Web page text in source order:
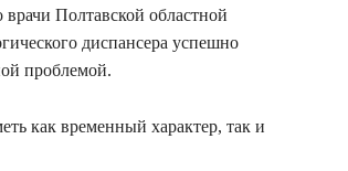
Полтавской областной
диспансера успешно
проблемой.
как временный характер, так и